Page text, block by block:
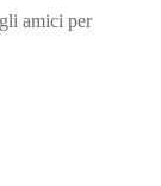
amici per